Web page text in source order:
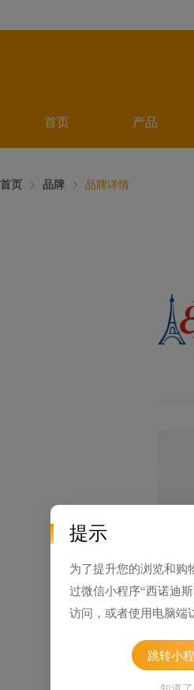
首页 产品
首页 品牌 品牌详情
提示
为了提升您的浏览和购
过微信小程序“西诺迪
访问，或者使用电脑端
跳转小